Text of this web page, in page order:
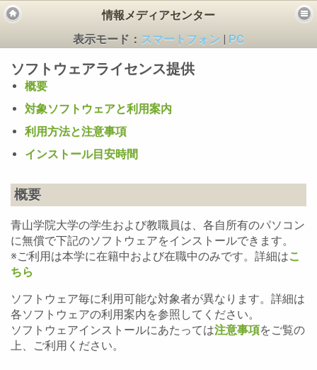
情報メディアセンター
表示モード： スマートフォン PC
ソフトウェアライセンス提供
概要
対象ソフトウェアと利用案内
利用方法と注意事項
インストール目安時間
概要
青山学院大学の学生および教職員は、各自所有のパソコン
に無償で下記のソフトウェアをインストールできます。
※ご利用は本学に在籍中および在職中のみです。詳細はこ
ちら
ソフトウェア毎に利用可能な対象者が異なります。詳細は
各ソフトウェアの利用案内を参照してください。
ソフトウェアインストールにあたっては注意事項をご覧の
上、ご利用ください。